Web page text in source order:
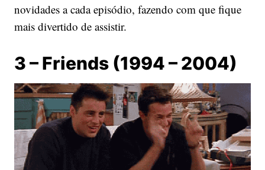
novidades a cada episódio, fazendo com que fique
mais divertido de assistir.
3 – Friends (1994 – 2004)